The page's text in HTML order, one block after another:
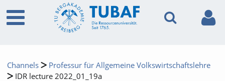
Channels
Professur für Allgemeine Volkswirtschaftslehre
IDR lecture 2022_01_19a